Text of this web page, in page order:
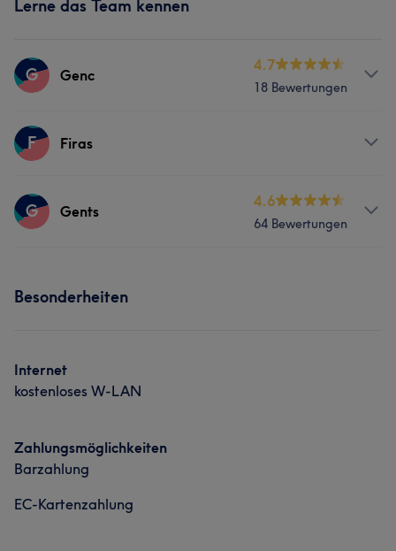
Lerne das Team kennen
G Genc
4.7
18 Bewertungen
Services
F Firas
Services
G Gents
4.6
64 Bewertungen
Portfolio
Besonderheiten
Internet
kostenloses W-LAN
Zahlungsmöglichkeiten
Barzahlung
EC-Kartenzahlung